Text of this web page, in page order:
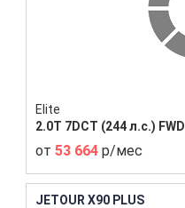
Elite
2.0T 7DCT (244 л.с.) FWD
от 53 664 р/мес
JETOUR X90 PLUS